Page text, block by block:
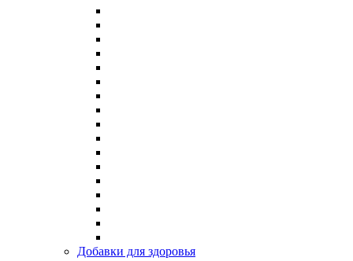
Добавки для здоровья